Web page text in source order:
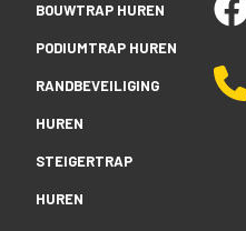
BOUWTRAP HUREN
PODIUMTRAP HUREN
RANDBEVEILIGING
HUREN
STEIGERTRAP
HUREN